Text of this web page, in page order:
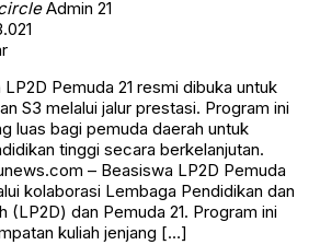
Admin 21
LP2D Pemuda 21 resmi dibuka untuk
S3 melalui jalur prestasi. Program ini
luas bagi pemuda daerah untuk
tinggi secara berkelanjutan.
– Beasiswa LP2D Pemuda
kolaborasi Lembaga Pendidikan dan
(LP2D) dan Pemuda 21. Program ini
kuliah jenjang […]